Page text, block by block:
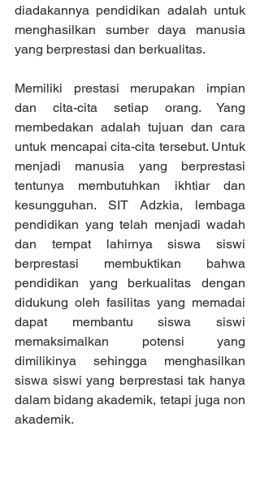
diadakannya pendidikan adalah untuk
menghasilkan sumber daya manusia
yang berprestasi dan berkualitas.
Memiliki prestasi merupakan impian
dan cita-cita setiap orang. Yang
membedakan adalah tujuan dan cara
untuk mencapai cita-cita tersebut. Untuk
menjadi manusia yang berprestasi
tentunya membutuhkan ikhtiar dan
kesungguhan. SIT Adzkia, lembaga
pendidikan yang telah menjadi wadah
dan tempat lahirnya siswa siswi
berprestasi membuktikan bahwa
pendidikan yang berkualitas dengan
didukung oleh fasilitas yang memadai
dapat membantu siswa siswi
memaksimalkan potensi yang
dimilikinya sehingga menghasilkan
siswa siswi yang berprestasi tak hanya
dalam bidang akademik, tetapi juga non
akademik.